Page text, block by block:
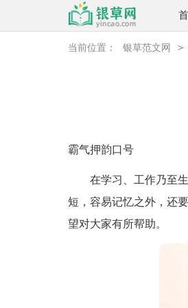
当前位置： 银草范文网 >
霸气押韵口号
在学习、工作乃至生
短，容易记忆之外，还
望对大家有所帮助。